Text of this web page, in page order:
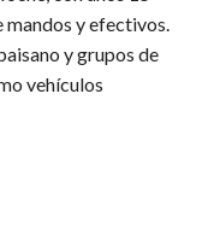
y efectivos.
y grupos de
vehículos